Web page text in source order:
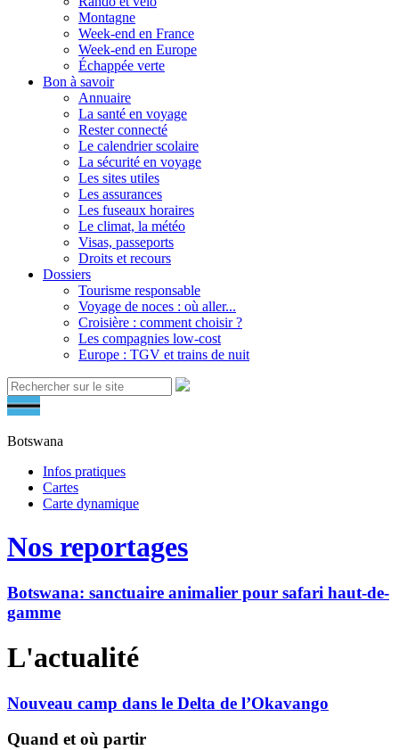
Montagne
Week-end en France
Week-end en Europe
Échappée verte
Bon à savoir
Annuaire
La santé en voyage
Rester connecté
Le calendrier scolaire
La sécurité en voyage
Les sites utiles
Les assurances
Les fuseaux horaires
Le climat, la météo
Visas, passeports
Droits et recours
Dossiers
Tourisme responsable
Voyage de noces : où aller...
Croisière : comment choisir ?
Les compagnies low-cost
Europe : TGV et trains de nuit
Botswana
Infos pratiques
Cartes
Carte dynamique
Nos reportages
Botswana: sanctuaire animalier pour safari haut-de-
gamme
L'actualité
Nouveau camp dans le Delta de l’Okavango
Quand et où partir